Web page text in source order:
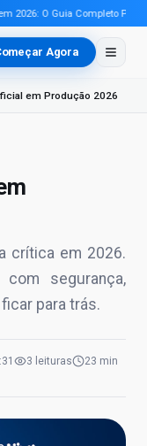
2026: O Guia Completo Para
Agora
em Produção 2026
crítica em 2026.
segurança,
para trás.
3 leituras
23 min